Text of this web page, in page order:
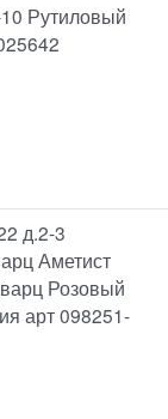
Рутиловый
д.2-3
Аметист
Розовый
арт 098251-